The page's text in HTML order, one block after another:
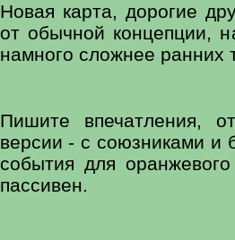
Новая карта, дорогие
от обычной концепции,
намного сложнее ранних
Пишите впечатления,
версии - с союзниками и
события для
пассивен.